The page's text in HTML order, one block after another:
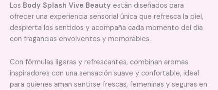
Los Body Splash Vive Beauty están diseñados para
ofrecer una experiencia sensorial única que refresca la piel,
despierta los sentidos y acompaña cada momento del día
con fragancias envolventes y memorables.
Con fórmulas ligeras y refrescantes, combinan aromas
inspiradores con una sensación suave y confortable, ideal
para quienes aman sentirse frescas, femeninas y seguras en